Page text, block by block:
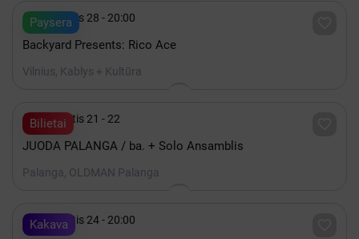
Paysera
 Rugpjūtis 28 - 20:00
Backyard Presents: Rico Ace
Vilnius, Kablys + Kultūra
Bilietai
 Rugpjūtis 21 - 22
JUODA PALANGA / ba. + Solo Ansamblis
Palanga, OLDMAN Palanga
Kakava
 Rugpjūtis 24 - 20:00